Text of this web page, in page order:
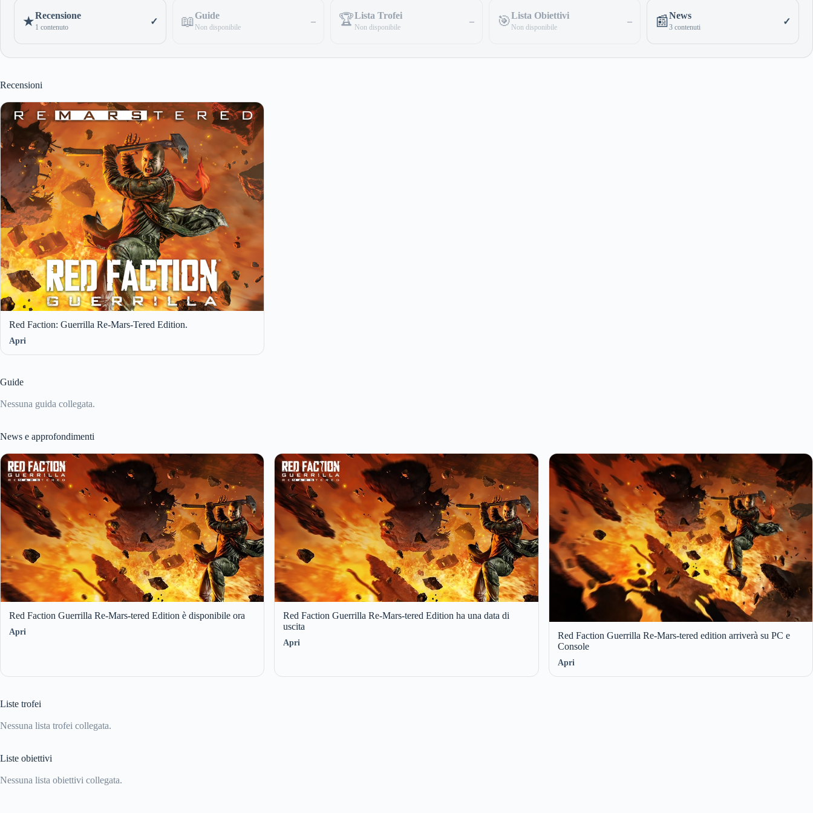
★Recensione
1 contenuto
✓ 📖Guide
Non disponibile
– 🏆Lista Trofei
Non disponibile
– 🎯Lista Obiettivi
Non disponibile
– 📰News
3 contenuti
✓
Recensioni
Red Faction: Guerrilla Re-Mars-Tered Edition.
Apri
Guide
Nessuna guida collegata.
News e approfondimenti
Red Faction Guerrilla Re-Mars-tered Edition è disponibile ora
Apri
Red Faction Guerrilla Re-Mars-tered Edition ha una data di
uscita
Apri
Red Faction Guerrilla Re-Mars-tered edition arriverà su PC e
Console
Apri
Liste trofei
Nessuna lista trofei collegata.
Liste obiettivi
Nessuna lista obiettivi collegata.